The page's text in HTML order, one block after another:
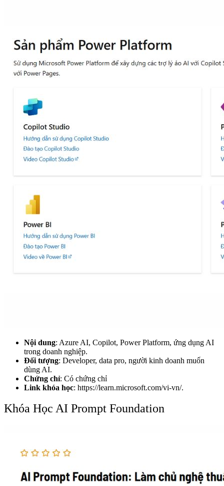
Nội dung: Azure AI, Copilot, Power Platform, ứng dụng AI
trong doanh nghiệp.
Đối tượng: Developer, data pro, người kinh doanh muốn
dùng AI.
Chứng chỉ: Có chứng chỉ
Link khóa học: https://learn.microsoft.com/vi-vn/.
Khóa Học AI Prompt Foundation